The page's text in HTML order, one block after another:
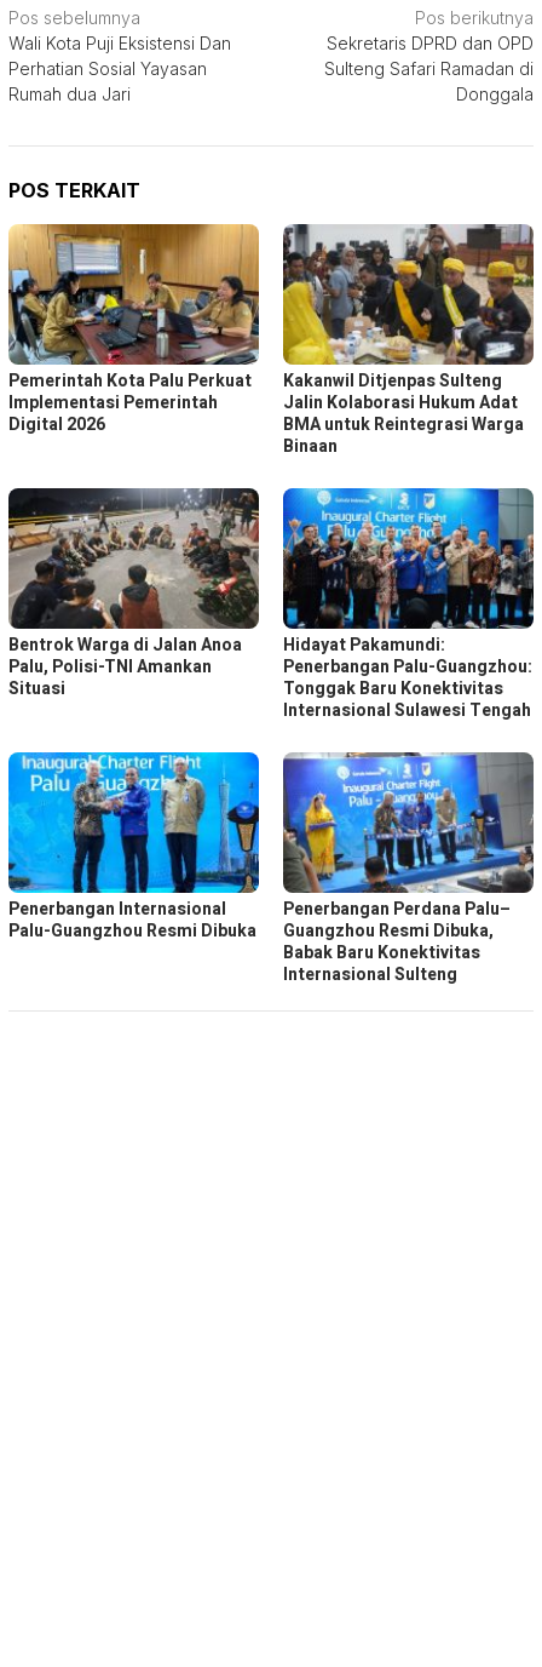
Navigasi
pos
Pos sebelumnya
Wali Kota Puji Eksistensi Dan
Perhatian Sosial Yayasan
Rumah dua Jari
Pos berikutnya
Sekretaris DPRD dan OPD
Sulteng Safari Ramadan di
Donggala
POS TERKAIT
Pemerintah Kota Palu Perkuat
Implementasi Pemerintah
Digital 2026
Kakanwil Ditjenpas Sulteng
Jalin Kolaborasi Hukum Adat
BMA untuk Reintegrasi Warga
Binaan
Bentrok Warga di Jalan Anoa
Palu, Polisi-TNI Amankan
Situasi
Hidayat Pakamundi:
Penerbangan Palu-Guangzhou:
Tonggak Baru Konektivitas
Internasional Sulawesi Tengah
Penerbangan Internasional
Palu-Guangzhou Resmi Dibuka
Penerbangan Perdana Palu–
Guangzhou Resmi Dibuka,
Babak Baru Konektivitas
Internasional Sulteng